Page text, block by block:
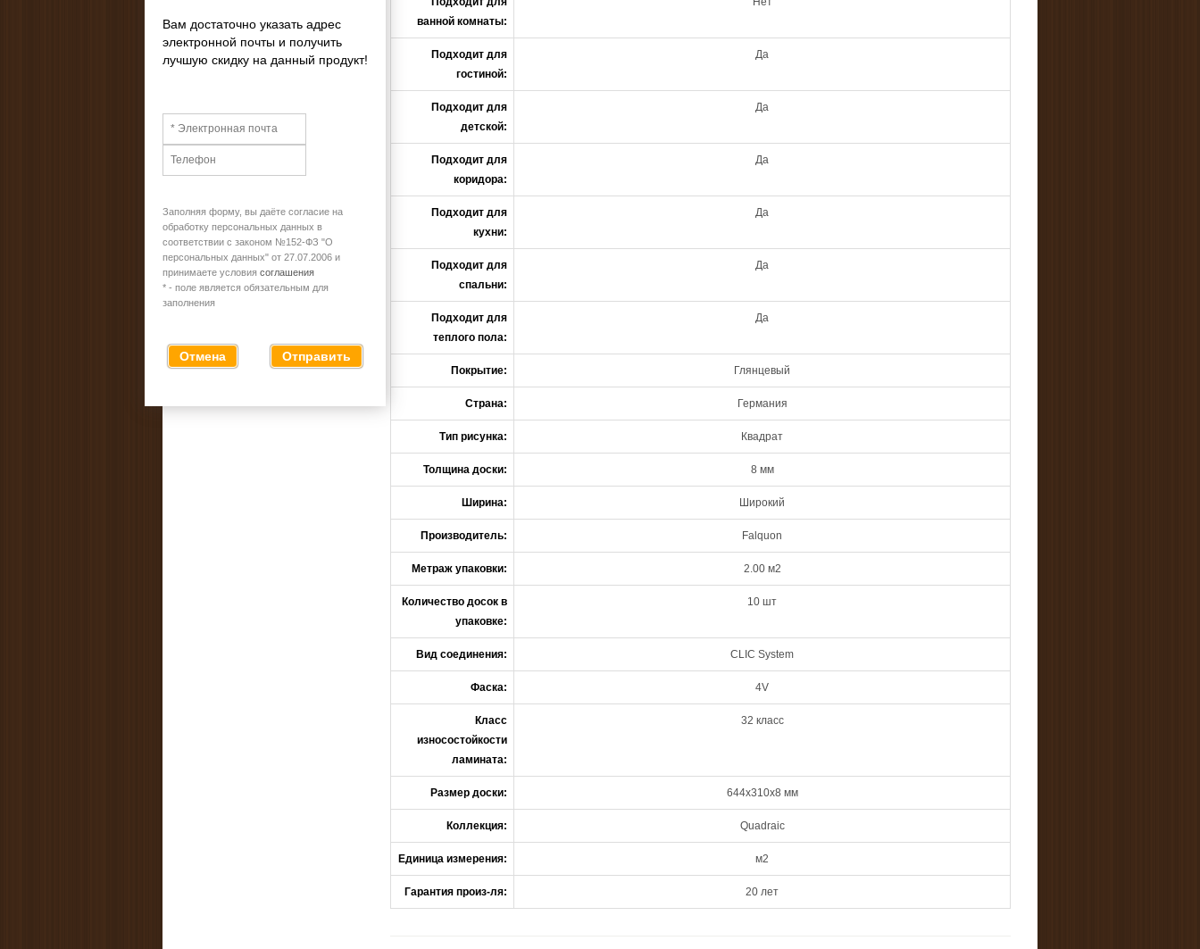
ванной комнаты:
Подходит для
гостиной:
Да
Подходит для
детской:
Да
Подходит для
коридора:
Да
Подходит для
кухни:
Да
Подходит для
спальни:
Да
Подходит для
теплого пола:
Да
Покрытие: Глянцевый
Страна: Германия
Тип рисунка: Квадрат
Толщина доски: 8 мм
Ширина: Широкий
Производитель: Falquon
Метраж упаковки: 2.00 м2
Количество досок в
упаковке:
10 шт
Вид соединения: CLIC System
Фаска: 4V
Класс
износостойкости
ламината:
32 класс
Размер доски: 644х310х8 мм
Коллекция: Quadraic
Единица измерения: м2
Гарантия произ-ля: 20 лет
Вам достаточно указать адрес
электронной почты и получить
лучшую скидку на данный продукт!
Заполняя форму, вы даёте согласие на
обработку персональных данных в
соответствии с законом №152-ФЗ "О
персональных данных" от 27.07.2006 и
принимаете условия соглашения
* - поле является обязательным для
заполнения
Отмена Отправить